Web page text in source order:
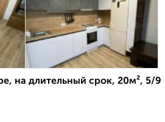
на длительный срок, 20м², 5/9